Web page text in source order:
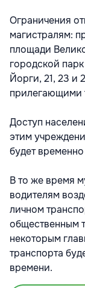
Ограничения
магистралям:
площади
городской
Йорги, 21, 23 и
прилегающими
Доступ
этим
будет временно
В то же время
водителям
личном
общественным
некоторым
транспорта
времени.